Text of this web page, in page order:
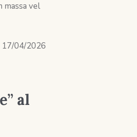
massa vel
17/04/2026
al